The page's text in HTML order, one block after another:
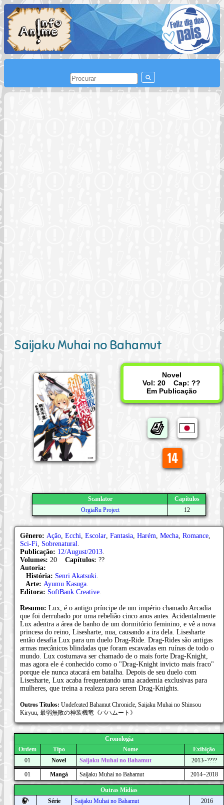
Saijaku Muhai no Bahamut
Novel
Vol: 20 Cap: ??
Em Publicação
Scanlator
Capítulos
OrgiaRu Project
12
Gênero: Ação Ecchi Escolar Fantasia Harém Mecha Romance
Sci-Fi
Sobrenatural
Publicação: 12/August/2013
Volumes: 20 Capítulos: ??
Autoria:
História: Senri Akatsuki
Arte: Ayumu Kasuga
Editora: SoftBank Creative
Resumo: Lux, é o antigo príncipe de um império chamado Arcadia
que foi derrubado por uma rebelião cinco anos antes. Acidentalmente
Lux adentra a área de banho de um dormitório feminino, e vê a nova
princesa do reino, Lisesharte, nua, causando a ira dela. Lisesharte
então desafia Lux para um duelo Drag-Ride. Drag-Rides são antigas
armas mecânicos blindadas que foram escavadas em ruínas de todo o
mundo. Lux costumava ser chamado de o mais forte Drag-Knight,
mas agora ele é conhecido como o "Drag-Knight invicto mais fraco"
porque ele nunca atacará em batalha. Depois de seu duelo com
Lisesharte, Lux acaba frequentando uma academia exclusivas para
mulheres, que treina a realeza para serem Drag-Knights.
Outros Títulos: Undefeated Bahamut Chronicle, Saijaku Muhai no Shinsou
Kiryuu, 最弱無敗の神装機竜《バハムート》
Cronologia
Ordem
Tipo Nome
Exibição
01
Novel Saijaku Muhai no Bahamut
2013~????
01
Mangá Saijaku Muhai no Bahamut 2014~2018
Outras Mídias
Série
Saijaku Muhai no Bahamut 2016